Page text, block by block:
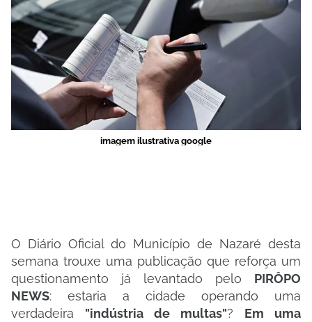
imagem ilustrativa google
​O Diário Oficial do Município de Nazaré desta
semana trouxe uma publicação que reforça um
questionamento já levantado pelo PIRÔPO
NEWS: estaria a cidade operando uma
verdadeira "indústria de multas"? Em uma